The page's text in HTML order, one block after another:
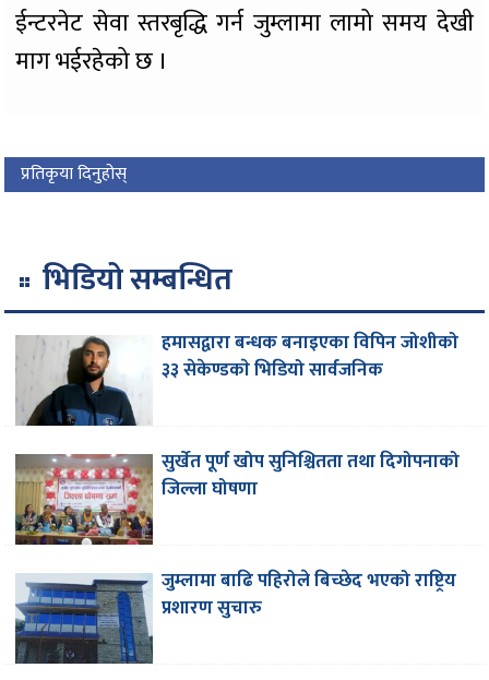
ईन्टरनेट सेवा स्तरबृद्धि गर्न जुम्लामा लामो समय देखी
माग भईरहेको छ ।
प्रतिकृया दिनुहोस्
भिडियो सम्बन्धित
हमासद्वारा बन्धक बनाइएका विपिन जोशीको
३३ सेकेण्डकाे भिडियो सार्वजनिक
सुर्खेत पूर्ण खोप सुनिश्चितता तथा दिगोपनाको
जिल्ला घोषणा
जुम्लामा बाढि पहिरोले बिच्छेद भएको राष्ट्रिय
प्रशारण सुचारु